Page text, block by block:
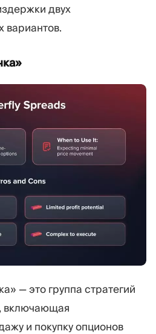
двух
вариантов.
— это группа стратегий
включающая
и покупку опционов